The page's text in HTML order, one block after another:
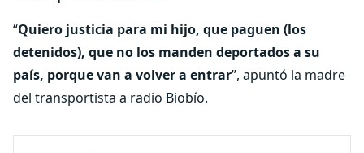
“Quiero justicia para mi hijo, que paguen (los
detenidos), que no los manden deportados a su
país, porque van a volver a entrar”, apuntó la madre
del transportista a radio Biobío.